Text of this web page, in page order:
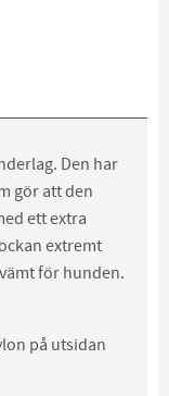
Den har
gör att den
ett extra
extremt
för hunden.
på utsidan